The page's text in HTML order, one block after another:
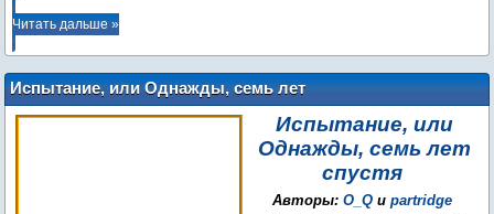
Читать дальше »
Испытание, или Однажды, семь лет
спустя
Испытание, или
Однажды, семь лет
спустя
Авторы: O_Q и partridge